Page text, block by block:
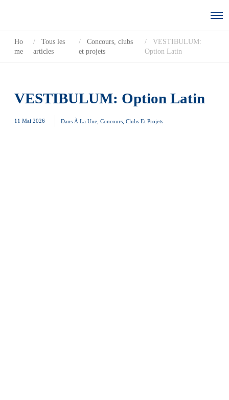
Ho
me
Tous les
articles
Concours, clubs
et projets
VESTIBULUM:
Option Latin
VESTIBULUM: Option Latin
11 Mai 2026 Dans À La Une Concours, Clubs Et Projets